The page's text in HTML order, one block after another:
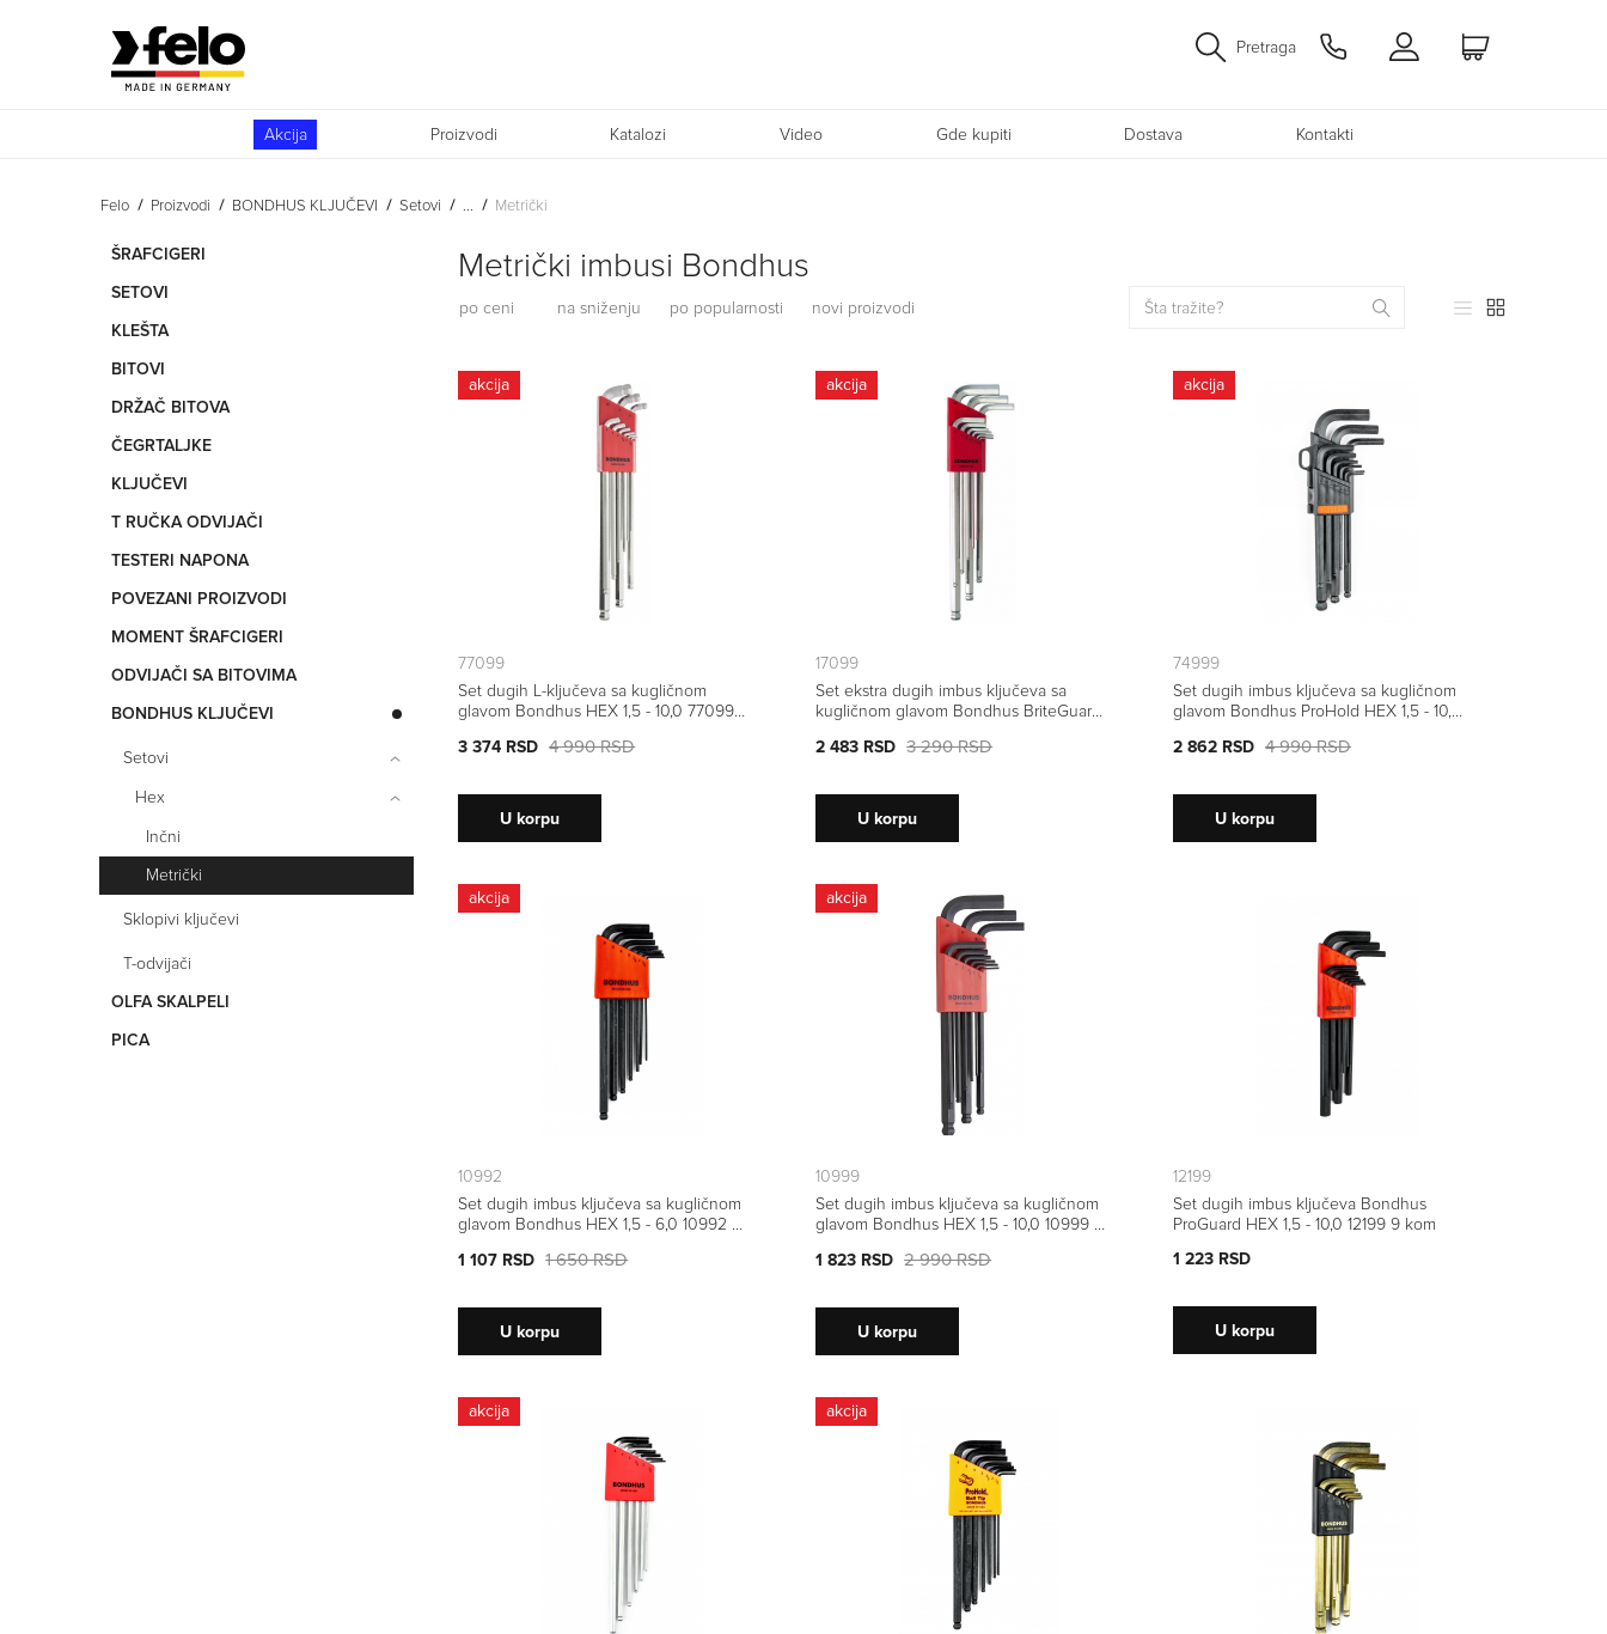
Pretraga
Akcija Proizvodi Katalozi Video Gde kupiti Dostava Kontakti
Felo Proizvodi BONDHUS KLJUČEVI Setovi ... Metrički
ŠRAFCIGERI
SETOVI
KLEŠTA
BITOVI
DRŽAČ BITOVA
ČEGRTALJKE
KLJUČEVI
T RUČKA ODVIJAČI
TESTERI NAPONA
POVEZANI PROIZVODI
MOMENT ŠRAFCIGERI
ODVIJAČI SA BITOVIMA
BONDHUS KLJUČEVI
Setovi
Hex
Inčni
Metrički
Sklopivi ključevi
T-odvijači
OLFA SKALPELI
PICA
Metrički imbusi Bondhus
po ceni na sniženju po popularnosti novi proizvodi
akcija
77099
Set dugih L-ključeva sa kugličnom
glavom Bondhus HEX 1,5 - 10,0 77099 9
3 374 RSD 4 990 RSD
U korpu
akcija
17099
Set ekstra dugih imbus ključeva sa
kugličnom glavom Bondhus BriteGuard
2 483 RSD 3 290 RSD
U korpu
akcija
74999
Set dugih imbus ključeva sa kugličnom
glavom Bondhus ProHold HEX 1,5 - 10,0
2 862 RSD 4 990 RSD
U korpu
akcija
10992
Set dugih imbus ključeva sa kugličnom
glavom Bondhus HEX 1,5 - 6,0 10992 7
1 107 RSD 1 650 RSD
U korpu
akcija
10999
Set dugih imbus ključeva sa kugličnom
glavom Bondhus HEX 1,5 - 10,0 10999 9
1 823 RSD 2 990 RSD
U korpu
12199
Set dugih imbus ključeva Bondhus
ProGuard HEX 1,5 - 10,0 12199 9 kom
1 223 RSD
U korpu
akcija akcija